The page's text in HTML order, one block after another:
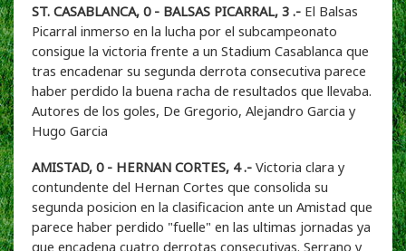
ST. CASABLANCA, 0 - BALSAS PICARRAL, 3 .- El Balsas
Picarral inmerso en la lucha por el subcampeonato
consigue la victoria frente a un Stadium Casablanca que
tras encadenar su segunda derrota consecutiva parece
haber perdido la buena racha de resultados que llevaba.
Autores de los goles, De Gregorio, Alejandro Garcia y
Hugo Garcia
AMISTAD, 0 - HERNAN CORTES, 4 .- Victoria clara y
contundente del Hernan Cortes que consolida su
segunda posicion en la clasificacion ante un Amistad que
parece haber perdido "fuelle" en las ultimas jornadas ya
que encadena cuatro derrotas consecutivas. Serrano y